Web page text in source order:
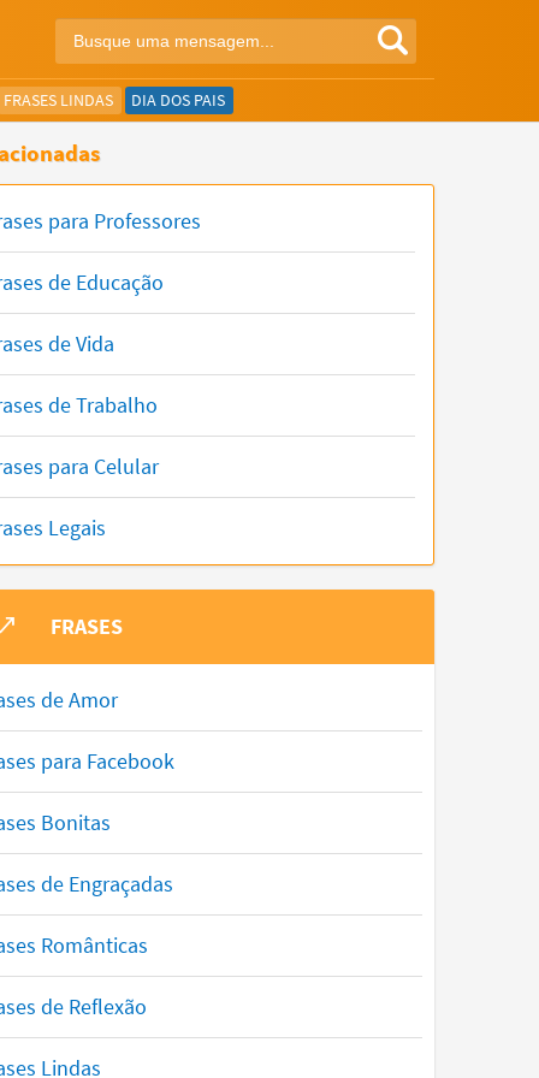
FRASES LINDAS DIA DOS PAIS
para Professores
de Educação
de Vida
de Trabalho
para Celular
Legais
FRASES
de Amor
para Facebook
Bonitas
de Engraçadas
Românticas
de Reflexão
Lindas